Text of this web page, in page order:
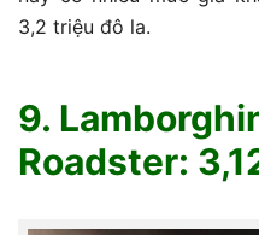
3,2 triệu đô la.
9.
Roadster: